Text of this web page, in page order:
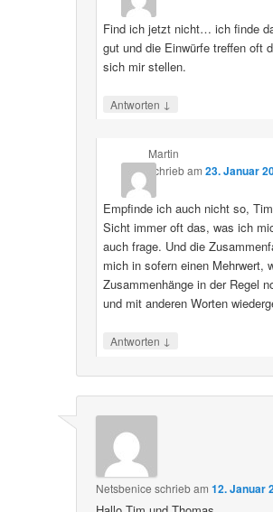
Find ich jetzt nicht… ich finde
gut und die Einwürfe treffen oft
sich mir stellen.
Antworten ↓
Martin
schriebam 23. Januar
Empfinde ich auch nicht so,
Sicht immer oft das, was ich
auch frage. Und die
mich in sofern einen Mehrwert,
Zusammenhänge in der Regel
und mit anderen Worten
Antworten ↓
Netsbenice schriebam12. Januar